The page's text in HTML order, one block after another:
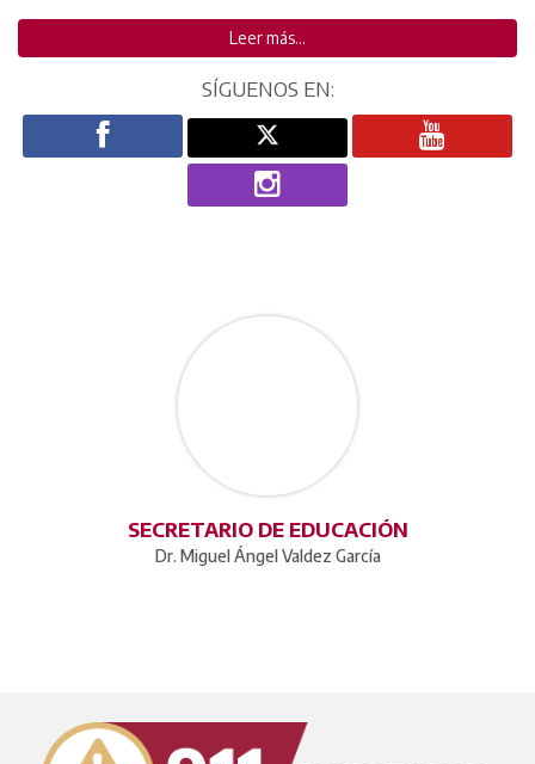
Leer más...
SÍGUENOS EN:
SECRETARIO DE EDUCACIÓN
Dr. Miguel Ángel Valdez García